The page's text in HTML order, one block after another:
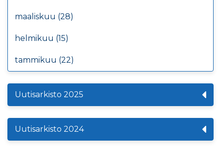
maaliskuu (28)
helmikuu (15)
tammikuu (22)
Uutisarkisto 2025
Uutisarkisto 2024